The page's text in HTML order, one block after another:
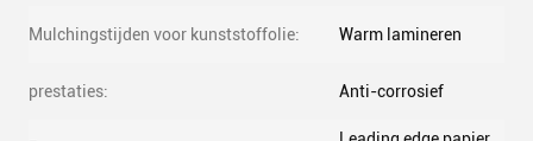
Mulchingstijden voor kunststoffolie: Warm lamineren
prestaties: Anti-corrosief